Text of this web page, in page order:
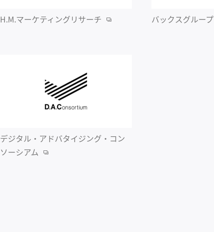
H.M.マーケティングリサーチ バックスグループ
デジタル・アドバタイジング・コン
ソーシアム